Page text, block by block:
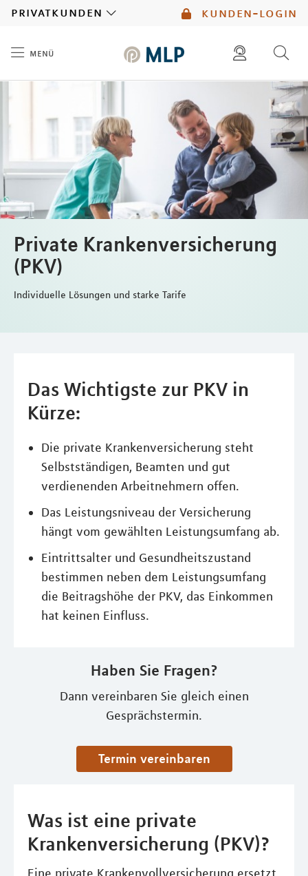
kunden-login
privatkunden
menü
diese website durchsuchen
mlp berater finden
Private Krankenversicherung
(PKV)
Individuelle Lösungen und starke Tarife
Das Wichtigste zur PKV in
Kürze:
Die private Krankenversicherung steht
Selbstständigen, Beamten und gut
verdienenden Arbeitnehmern offen.
Das Leistungsniveau der Versicherung
hängt vom gewählten Leistungsumfang ab.
Eintrittsalter und Gesundheitszustand
bestimmen neben dem Leistungsumfang
die Beitragshöhe der PKV, das Einkommen
hat keinen Einfluss.
Haben Sie Fragen?
Dann vereinbaren Sie gleich einen
Gesprächstermin.
Termin vereinbaren
Was ist eine private
Krankenversicherung (PKV)?